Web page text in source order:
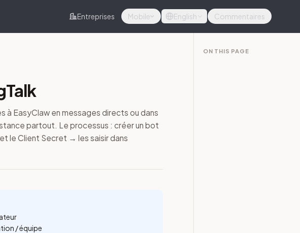
Entreprises Mobile English Commentaires
à EasyClaw en messages directs ou dans
partout. Le processus : créer un bot
le Client Secret → les saisir dans
/ équipe
ON THIS PAGE